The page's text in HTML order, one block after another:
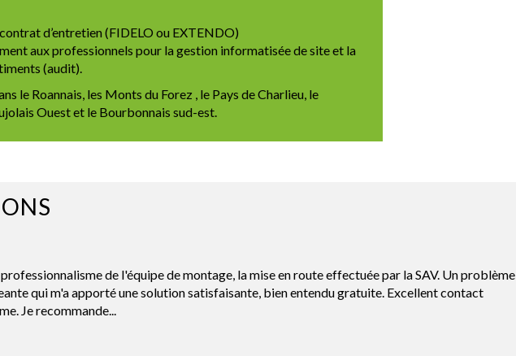
d’entretien (FIDELO ou EXTENDO)
aux professionnels pour la gestion informatisée de site et la
(audit).
le Roannais, les Monts du Forez , le Pays de Charlieu, le
Ouest et le Bourbonnais sud-est.
de l'équipe de montage, la mise en route effectuée par la SAV. Un problème
qui m'a apporté une solution satisfaisante, bien entendu gratuite. Excellent contact
Je recommande...